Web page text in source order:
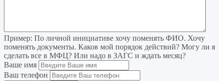
Пример: По личной инициативе хочу поменять ФИО. Хочу
поменять документы. Каков мой порядок действий? Могу ли я
сделать все в МФЦ? Или надо в ЗАГС и ждать месяц?
Ваше имя
Ваш телефон